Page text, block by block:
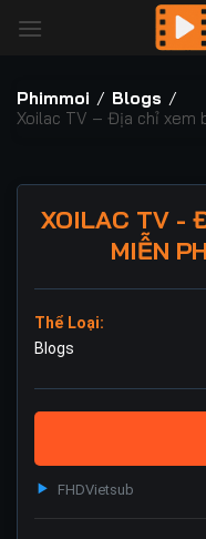
qua
dungPhimmoi / Blogs /
Xoilac TV – Địa chỉ xem
XOILAC TV -
MIỄN
Thể Loại:
Blogs
FHDVietsub